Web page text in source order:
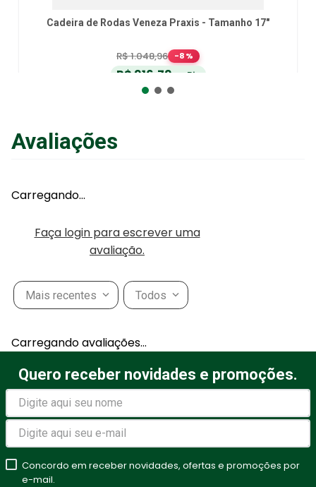
Cadeira de Rodas Veneza Praxis - Tamanho 17"
R$1.048,96 -8%
R$916,79no Pix
965 04 em até
Adicionar ao Carrinho
Avaliações
Carregando…
Faça login para escrever uma
avaliação.
Mais recentes Todos
Carregando avaliações…
Quero receber novidades e promoções.
Concordo em receber novidades, ofertas e promoções por
e-mail.